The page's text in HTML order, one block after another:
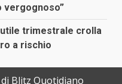
vergognoso”
trimestrale crolla
a rischio
Blitz Quotidiano